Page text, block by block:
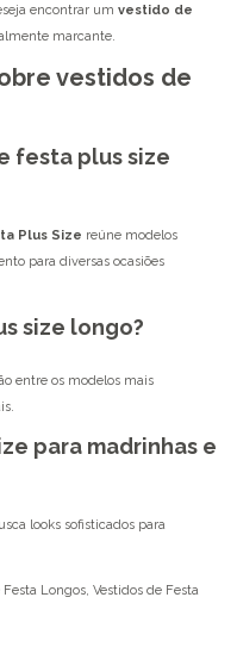
encontrar um vestido de
marcante.
vestidos de
festa plus size
Plus Size reúne modelos
para diversas ocasiões
size longo?
entre os modelos mais
para madrinhas e
looks sofisticados para
Festa Longos, Vestidos de Festa